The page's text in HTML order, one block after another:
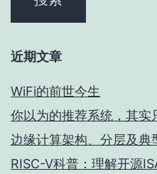
近期文章
WiFi的前世今生
你以为的推荐系统，其实
边缘计算架构、分层及典
RISC-V科普：理解开源